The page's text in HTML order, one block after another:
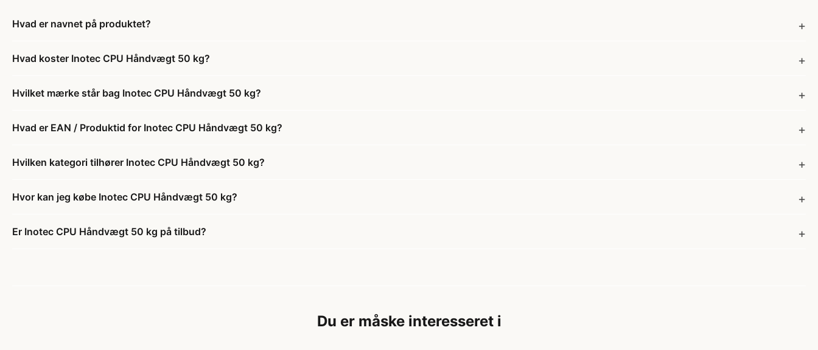
Hvad er navnet på produktet?
Hvad koster Inotec CPU Håndvægt 50 kg?
Hvilket mærke står bag Inotec CPU Håndvægt 50 kg?
Hvad er EAN / Produktid for Inotec CPU Håndvægt 50 kg?
Hvilken kategori tilhører Inotec CPU Håndvægt 50 kg?
Hvor kan jeg købe Inotec CPU Håndvægt 50 kg?
Er Inotec CPU Håndvægt 50 kg på tilbud?
Du er måske interesseret i